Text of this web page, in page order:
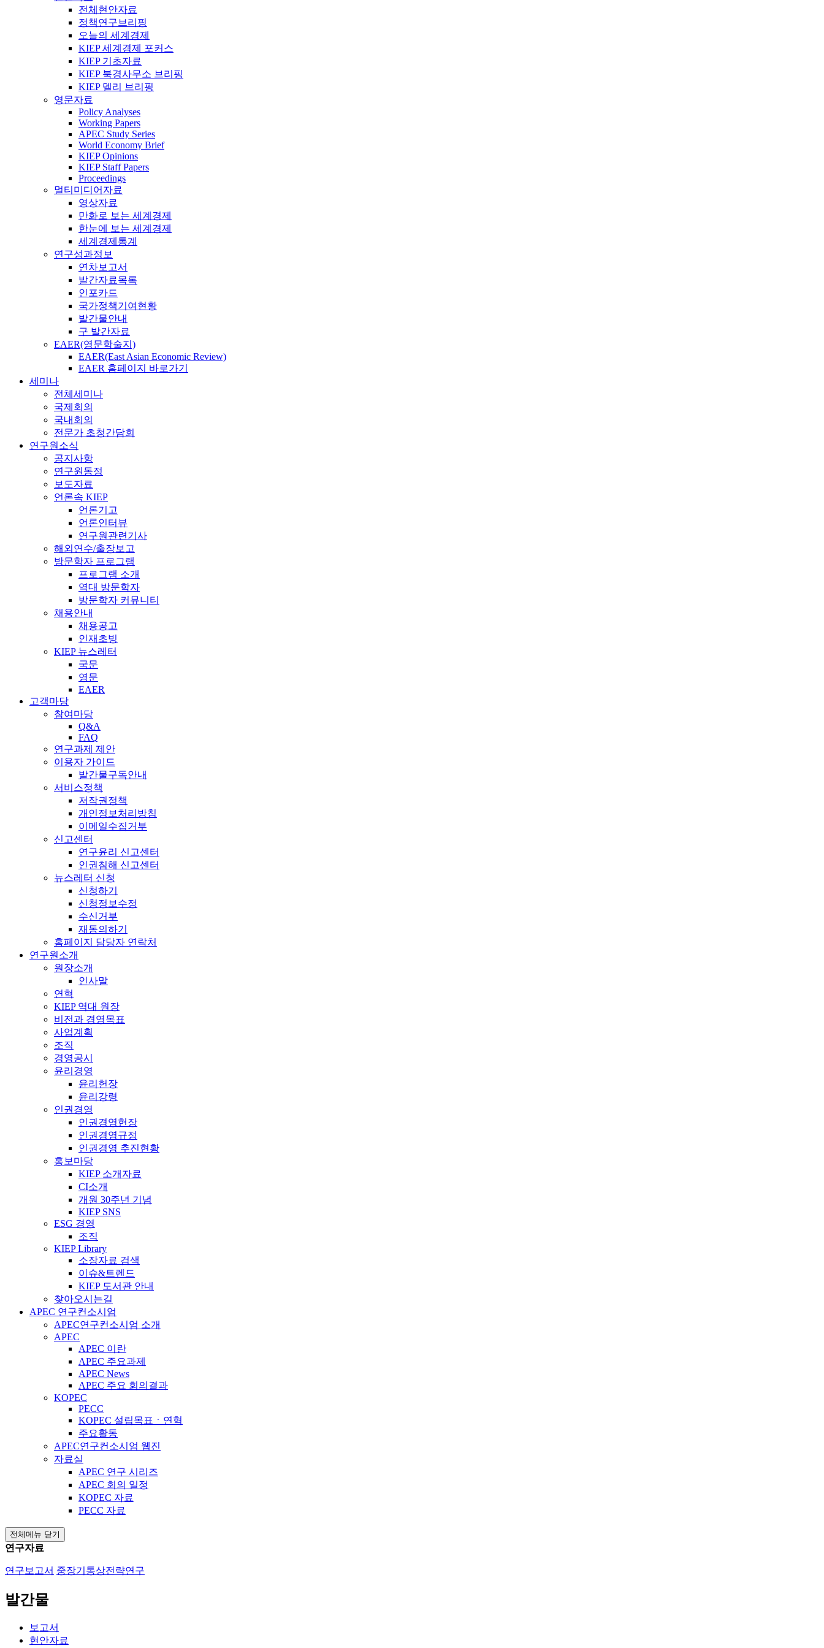
전체현안자료
정책연구브리핑
오늘의 세계경제
KIEP 세계경제 포커스
KIEP 기초자료
KIEP 북경사무소 브리핑
KIEP 델리 브리핑
영문자료
Policy Analyses
Working Papers
APEC Study Series
World Economy Brief
KIEP Opinions
KIEP Staff Papers
Proceedings
멀티미디어자료
영상자료
만화로 보는 세계경제
한눈에 보는 세계경제
세계경제통계
연구성과정보
연차보고서
발간자료목록
인포카드
국가정책기여현황
발간물안내
구 발간자료
EAER(영문학술지)
EAER(East Asian Economic Review)
EAER 홈페이지 바로가기
세미나
전체세미나
국제회의
국내회의
전문가 초청간담회
연구원소식
공지사항
연구원동정
보도자료
언론속 KIEP
언론기고
언론인터뷰
연구원관련기사
해외연수/출장보고
방문학자 프로그램
프로그램 소개
역대 방문학자
방문학자 커뮤니티
채용안내
채용공고
인재초빙
KIEP 뉴스레터
국문
영문
EAER
고객마당
참여마당
Q&A
FAQ
연구과제 제안
이용자 가이드
발간물구독안내
서비스정책
저작권정책
개인정보처리방침
이메일수집거부
신고센터
연구윤리 신고센터
인권침해 신고센터
뉴스레터 신청
신청하기
신청정보수정
수신거부
재동의하기
홈페이지 담당자 연락처
연구원소개
원장소개
인사말
연혁
KIEP 역대 원장
비전과 경영목표
사업계획
조직
경영공시
윤리경영
윤리헌장
윤리강령
인권경영
인권경영헌장
인권경영규정
인권경영 추진현황
홍보마당
KIEP 소개자료
CI소개
개원 30주년 기념
KIEP SNS
ESG 경영
조직
KIEP Library
소장자료 검색
이슈&트렌드
KIEP 도서관 안내
찾아오시는길
APEC 연구컨소시엄
APEC연구컨소시엄 소개
APEC
APEC 이란
APEC 주요과제
APEC News
APEC 주요 회의결과
KOPEC
PECC
KOPEC 설립목표ㆍ연혁
주요활동
APEC연구컨소시엄 웹진
자료실
APEC 연구 시리즈
APEC 회의 일정
KOPEC 자료
PECC 자료
전체메뉴 닫기
연구자료
연구보고서 중장기통상전략연구
발간물
보고서
현안자료